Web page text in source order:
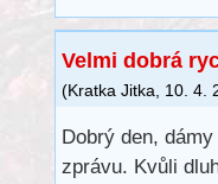
Velmi dobrá
(Kratka Jitka, 10. 4.
Dobrý den,
zprávu. Kvůli